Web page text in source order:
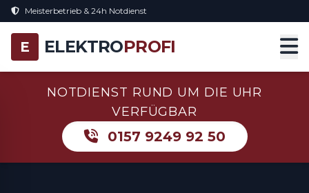
Meisterbetrieb & 24h Notdienst
E ELEKTROPROFI
NOTDIENST RUND UM DIE UHR
VERFÜGBAR
0157 9249 92 50